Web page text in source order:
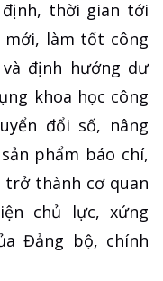
thời gian tới
mới, làm tốt công
định hướng dư
khoa học công
đổi số, nâng
phẩm báo chí,
trở thành cơ quan
chủ lực, xứng
Đảng bộ, chính